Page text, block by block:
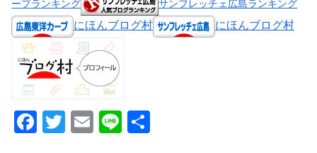
ープランキング
サンフレッチェ広島ランキング
にほんブログ村 にほんブログ村
F
T
E
Li